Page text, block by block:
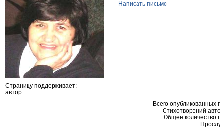
Страницу поддерживает:
автор
Написать письмо
Всего опубликованных
Стихотворений
Общее количество